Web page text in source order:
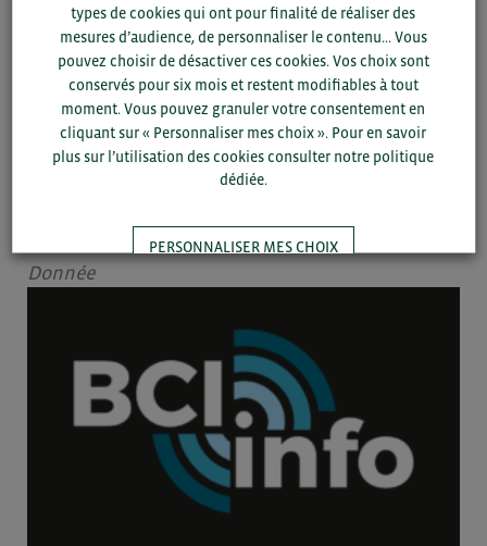
24/04 - 2025 BRÈVE
Donnée
types de cookies qui ont pour finalité de réaliser des
mesures d’audience, de personnaliser le contenu... Vous
pouvez choisir de désactiver ces cookies. Vos choix sont
conservés pour six mois et restent modifiables à tout
moment. Vous pouvez granuler votre consentement en
cliquant sur « Personnaliser mes choix ». Pour en savoir
plus sur l’utilisation des cookies consulter notre politique
dédiée.
PERSONNALISER MES CHOIX